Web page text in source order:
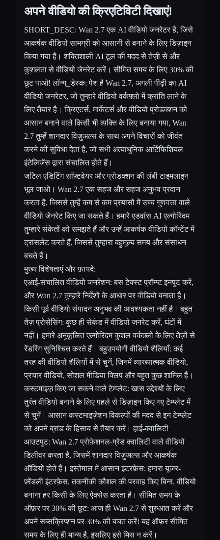
अपने वीडियो की क्रिएटिविटी दिखाएं!
SHORT_DESC: Wan 2.7 एक AI वीडियो जनरेटर है, जिसे
आकर्षक वीडियो सामग्री को आसानी से बनाने के लिए डिज़ाइन
किया गया है। शक्तिशाली AI टूल की मदद से तेज़ी से और
कुशलता से वीडियो जेनरेट करें। सीमित समय के लिए 30% की
छूट पाओ! लॉन्ग_डेस्क: पेश है Wan 2.7, अगली पीढ़ी का AI
वीडियो जनरेटर, जो तुम्हारे वीडियो वर्कफ़्लो में क्रांति लाने के
लिए तैयार है। क्रिएटर्स, मार्केटर्स और वीडियो प्रोडक्शन को
आसान बनाने वाले किसी भी व्यक्ति के लिए बनाया गया, Wan
2.7 तुम्हेंं शानदार विज़ुअल्स के साथ अपने विचारों को जीवंत
करने की सुविधा देता है, जो सभी अत्याधुनिक आर्टिफिशियल
इंटेलिजेंस द्वारा संचालित होते हैं।
जटिल एडिटिंग सॉफ़्टवेयर और प्रोडक्शन की लंबी टाइमलाइन
भूल जाओ। Wan 2.7 एक सहज और सहज अनुभव प्रदान
करता है, जिससे तुम्हेंं कम से कम प्रयासों में उच्च गुणवत्ता वाले
वीडियो जेनरेट किए जा सकते हैं। हमारे एडवांस AI एल्गोरिदम
तुम्हारे संकेतों को समझते हैं और उन्हें आकर्षक वीडियो कॉन्टेंट में
ट्रांसलेट करते हैं, जिससे तुम्हारा बहुमूल्य समय और संसाधन
बचते हैं।
मुख्य विशेषताएं और फ़ायदे:
एआई-संचालित वीडियो जनरेशन: बस टेक्स्ट प्रॉम्प्ट इनपुट करें,
और Wan 2.7 तुम्हारे निर्देशों के आधार पर वीडियो बनाता है।
किसी पूर्व वीडियो संपादन अनुभव की आवश्यकता नहीं है। बहुत
तेज़ प्रोसेसिंग: कुछ ही सेकंड में वीडियो जनरेट करें, घंटों में
नहीं। हमारे अनुकूलित एल्गोरिदम कुशल वर्कफ़्लो के लिए तेज़ी से
रेंडरिंग सुनिश्चित करते हैं। बहुउपयोगी वीडियो शैलियाँ: कई
तरह की वीडियो शैलियों में से चुनें, जिनमें व्याख्यात्मक वीडियो,
प्रचार वीडियो, सोशल मीडिया क्लिप और बहुत कुछ शामिल हैं।
कस्टमाइज़ किए जा सकने वाले टेम्प्लेट: खास उद्देश्यों के लिए
तुरंत वीडियो बनाने के लिए पहले से डिज़ाइन किए गए टेम्प्लेट में
से चुनें। आसान कस्टमाइज़ेशन विकल्पों की मदद से इन टेम्प्लेट
को अपने ब्रांड के हिसाब से तैयार करें। हाई-क्वालिटी
आउटपुट: Wan 2.7 प्रोफ़ेशनल-ग्रेड क्वालिटी वाले वीडियो
डिलीवर करता है, जिसमें शानदार विज़ुअल्स और आकर्षक
ऑडियो होते हैं। इस्तेमाल में आसान इंटरफ़ेस: हमारा यूजर-
फ़्रेंडली इंटरफ़ेस, तकनीकी कौशल की परवाह किए बिना, वीडियो
बनाना हर किसी के लिए ऐक्सेस करता है। सीमित समय के
ऑफ़र पर 30% की छूट: आज ही Wan 2.7 से शुरुआत करें और
अपने सब्सक्रिप्शन पर 30% की बचत करें! यह ऑफ़र सीमित
समय के लिए ही मान्य है, इसलिए इसे मिस न करें।